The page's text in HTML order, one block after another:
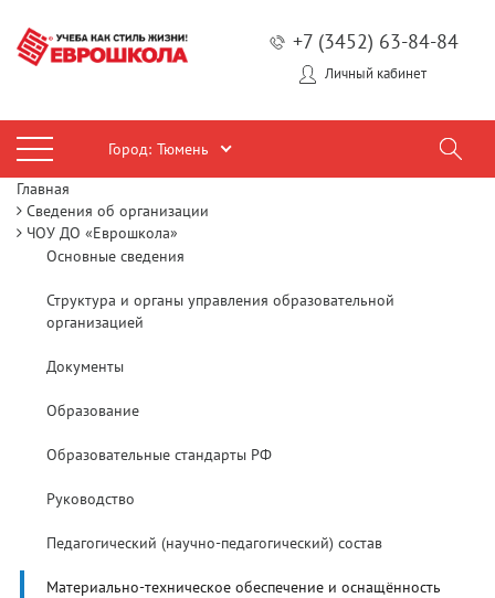
+7 (3452) 63-84-84
Личный кабинет
Город: Тюмень
Главная
Сведения об организации
ЧОУ ДО «Еврошкола»
Основные сведения
Структура и органы управления образовательной
организацией
Документы
Образование
Образовательные стандарты РФ
Руководство
Педагогический (научно-педагогический) состав
Материально-техническое обеспечение и оснащённость